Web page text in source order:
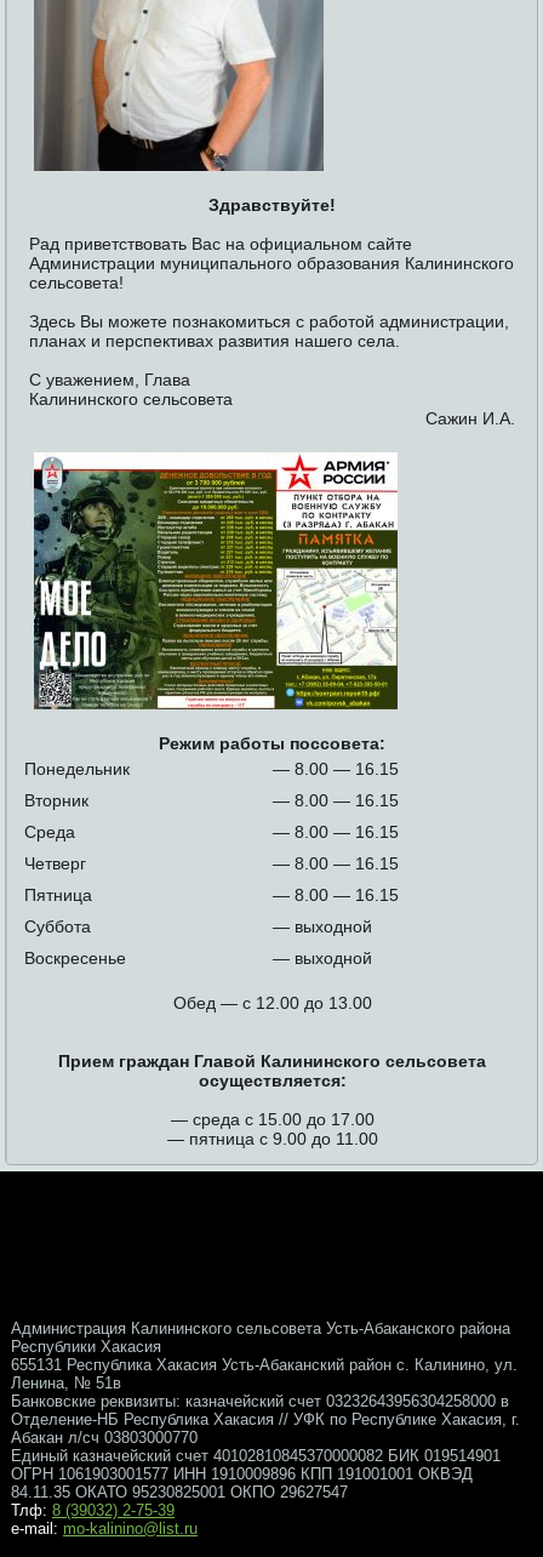
Здравствуйте!
Рад приветствовать Вас на официальном сайте
Администрации муниципального образования Калининского
сельсовета!
Здесь Вы можете познакомиться с работой администрации,
планах и перспективах развития нашего села.
С уважением, Глава
Калининского сельсовета
Сажин И.А.
Режим работы поссовета:
Понедельник
— 8.00 — 16.15
Вторник
— 8.00 — 16.15
Среда
— 8.00 — 16.15
Четверг
— 8.00 — 16.15
Пятница
— 8.00 — 16.15
Суббота
— выходной
Воскресенье
— выходной
Обед — с 12.00 до 13.00
Прием граждан Главой Калининского сельсовета
осуществляется:
— среда с 15.00 до 17.00
— пятница с 9.00 до 11.00
Администрация Калининского сельсовета Усть-Абаканского района
Республики Хакасия
655131 Республика Хакасия Усть-Абаканский район с. Калинино, ул.
Ленина, № 51в
Банковские реквизиты: казначейский счет 03232643956304258000 в
Отделение-НБ Республика Хакасия // УФК по Республике Хакасия, г.
Абакан л/сч 03803000770
Единый казначейский счет 40102810845370000082 БИК 019514901
ОГРН 1061903001577 ИНН 1910009896 КПП 191001001 ОКВЭД
84.11.35 ОКАТО 95230825001 ОКПО 29627547
Тлф: 8 (39032) 2-75-39
e-mail: mo-kalinino@list.ru